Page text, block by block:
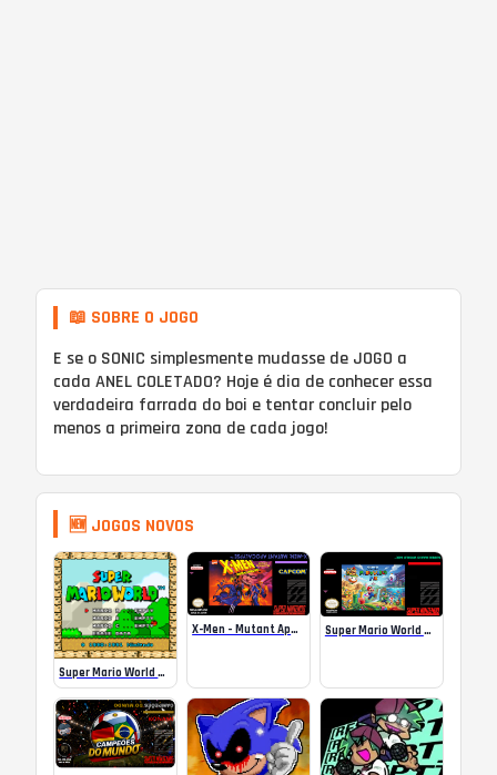
📖 SOBRE O JOGO
E se o SONIC simplesmente mudasse de JOGO a
cada ANEL COLETADO? Hoje é dia de conhecer essa
verdadeira farrada do boi e tentar concluir pelo
menos a primeira zona de cada jogo!
🆕 JOGOS NOVOS
Super Mario World SA-1 Online
X-Men – Mutant Apocalypse Rebalanced Online Super Mario World Mix Online